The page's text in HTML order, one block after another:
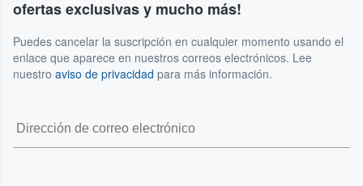
ofertas exclusivas y mucho más!
Puedes cancelar la suscripción en cualquier momento usando el
enlace que aparece en nuestros correos electrónicos. Lee
nuestro aviso de privacidad para más información.